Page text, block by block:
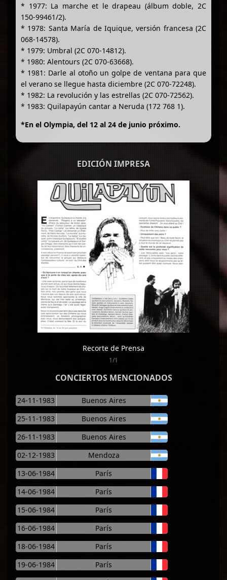
* 1977: La marche et le drapeau (álbum doble, 2C
150-99461/2).
* 1978: Santa María de Iquique, versión francesa (2C
068-14578).
* 1979: Umbral (2C 070-14812).
* 1980: Alentours (2C 070-63668).
* 1981: Darle al otoño un golpe de ventana para que
el verano se llegue hasta diciembre (2C 070-72248).
* 1982: La revolución y las estrellas (2C 070-72562).
* 1983: Quilapayún cantar a Neruda (172 768 1).
*En el Olympia, del 12 al 24 de junio próximo.
EDICIÓN IMPRESA
Recorte de Prensa
1/1
CONCIERTOS MENCIONADOS
24-11-1983
Buenos Aires
25-11-1983
Buenos Aires
26-11-1983
Buenos Aires
02-12-1983
Mendoza
13-06-1984
París
14-06-1984
París
15-06-1984
París
16-06-1984
París
18-06-1984
París
19-06-1984
París